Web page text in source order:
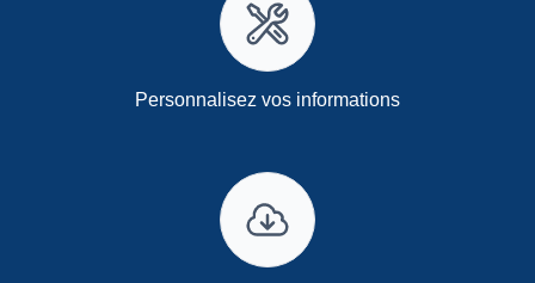
Personnalisez vos informations